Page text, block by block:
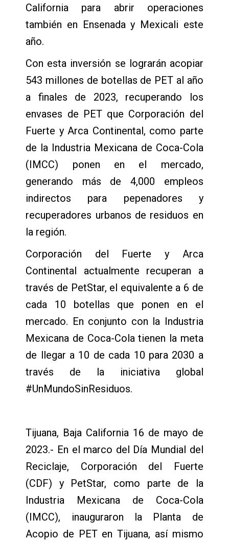
California para abrir operaciones
también en Ensenada y Mexicali este
año.
Con esta inversión se lograrán acopiar
543 millones de botellas de PET al año
a finales de 2023, recuperando los
envases de PET que Corporación del
Fuerte y Arca Continental, como parte
de la Industria Mexicana de Coca-Cola
(IMCC) ponen en el mercado,
generando más de 4,000 empleos
indirectos para pepenadores y
recuperadores urbanos de residuos en
la región.
Corporación del Fuerte y Arca
Continental actualmente recuperan a
través de PetStar, el equivalente a 6 de
cada 10 botellas que ponen en el
mercado. En conjunto con la Industria
Mexicana de Coca-Cola tienen la meta
de llegar a 10 de cada 10 para 2030 a
través de la iniciativa global
#UnMundoSinResiduos.
Tijuana, Baja California 16 de mayo de
2023.- En el marco del Día Mundial del
Reciclaje, Corporación del Fuerte
(CDF) y PetStar, como parte de la
Industria Mexicana de Coca-Cola
(IMCC), inauguraron la Planta de
Acopio de PET en Tijuana, así mismo